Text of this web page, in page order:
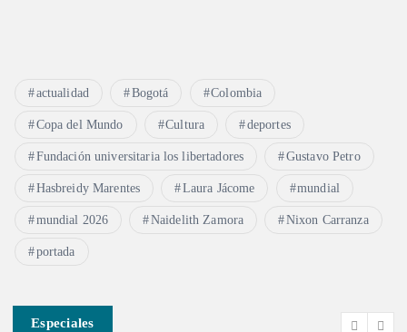
actualidad Bogotá Colombia
Copa del Mundo Cultura deportes
Fundación universitaria los libertadores Gustavo Petro
Hasbreidy Marentes Laura Jácome mundial
mundial 2026 Naidelith Zamora Nixon Carranza
portada
Especiales